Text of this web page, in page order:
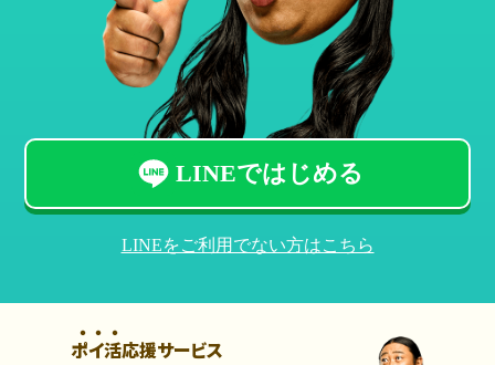
LINEではじめる
LINEをご利用でない方はこちら
ポイ活応援サービス